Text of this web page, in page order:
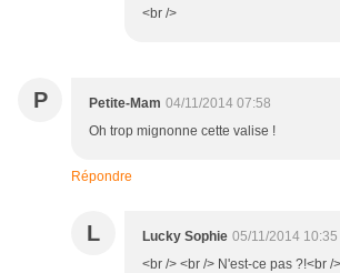
<br />
P Petite-Mam 04/11/2014 07:58
Oh trop mignonne cette valise !
Répondre
L Lucky Sophie 05/11/2014 10:35
<br /> <br /> N'est-ce pas ?!<br /